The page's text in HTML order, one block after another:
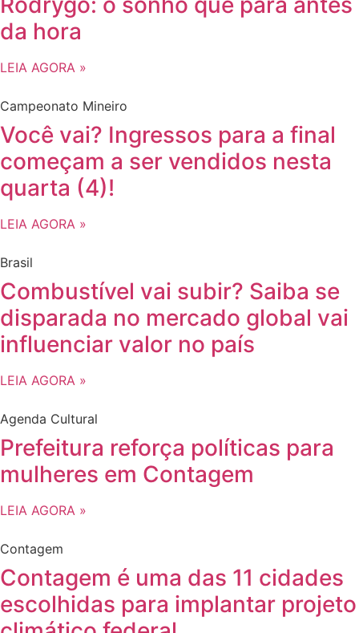
da hora
LEIA AGORA »
Campeonato Mineiro
Você vai? Ingressos para a final
começam a ser vendidos nesta
quarta (4)!
LEIA AGORA »
Brasil
Combustível vai subir? Saiba se
disparada no mercado global vai
influenciar valor no país
LEIA AGORA »
Agenda Cultural
Prefeitura reforça políticas para
mulheres em Contagem
LEIA AGORA »
Contagem
Contagem é uma das 11 cidades
escolhidas para implantar projeto